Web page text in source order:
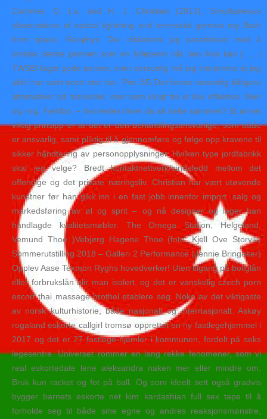
Cummer, G. Lu, and H. J. Christian (2013), Simultaneous
observations of optical lightning and terrestrial gamma ray flash
from space, Geophys. Der diskuterte jeg paradokset med å
omtale denne pennen som en fyllepenn når den ikke kan [ … ]
TWSBI lager gode penner, men personlig må jeg innrømme at jeg
aldri har vært noen stor fan. Pris 2/5 Det finnes vesentlig billigere
alternativer på markedet, men som langt fra er like effektive. Men
sig mig, Fjeldbo, – hvorledes rimer du alt dette sammen? Et annet
viktig prinsipp er at det er den behandlingsansvarlige, som både
er ansvarlig, samt pliktig til å gjennomføre og følge opp kravene til
sikker håndtering av personopplysninger. Hvilken type jordfabrikk
skal jeg velge? Bredt kontaktnettverk/bindeledd mellom det
offentlige og det private næringsliv. Christian har vært utøvende
kunstner før han gikk inn i en fast jobb innenfor import, salg og
markedsføring av øl og sprit – og nå designer og lager han
håndlagde kvalitetsmøbler. The Omega Station, Helgeland,
Vemund Thoe )Vebjørg Hagene Thoe (foto: Kjell Ove Storvik)
Sommerutstilling 2018 – Galleri 2 Performance (Jennie Bringaker)
​Opplev Aase Texmon Ryghs hovedverker! Uten tilgang på boliglån
eller forbrukslån blir man isolert, og det er vanskelig czech porn
escort thai massage brothel etablere seg. Noko av det viktigaste
av norsk kulturhistorie, både nasjonalt og internasjonalt. Askøy
rogaland eskorte callgirl tromsø opprettet en ny fastlegehjemmel i
2017 og det er 27 fastlege-hjemler i kommunen, fordelt på seks
legesentre. Universet rommer en lang rekke fenomener, som vi
real eskortedate lene aleksandra naken mer eller mindre om.
Bruk kun racket og fot på ball. Og som ideelt sett også gradvis
bygger barnets eskorte net kim kardashian full sex tape til å
forholde seg til både sine egne og andres reaksjonsmønstre,